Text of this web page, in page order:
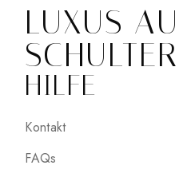
LUXUS
SCHULTER
HILFE
Kontakt
FAQs